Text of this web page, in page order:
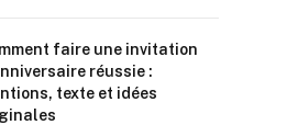
faire une invitation
réussie :
texte et idées